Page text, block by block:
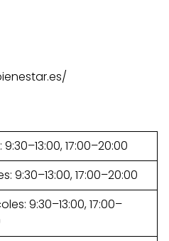
9:30–13:00, 17:00–20:00
9:30–13:00, 17:00–20:00
9:30–13:00, 17:00–